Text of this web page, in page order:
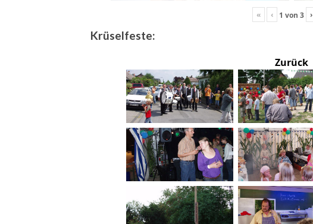
« ‹ 1 von 3 ›
Krüselfeste:
Zurück